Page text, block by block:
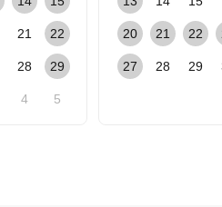
21 22
28 29
4 5
20 21 22
27 28 29